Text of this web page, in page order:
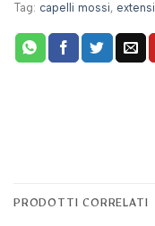
Tag: capelli mossi,
PRODOTTI CORRELATI